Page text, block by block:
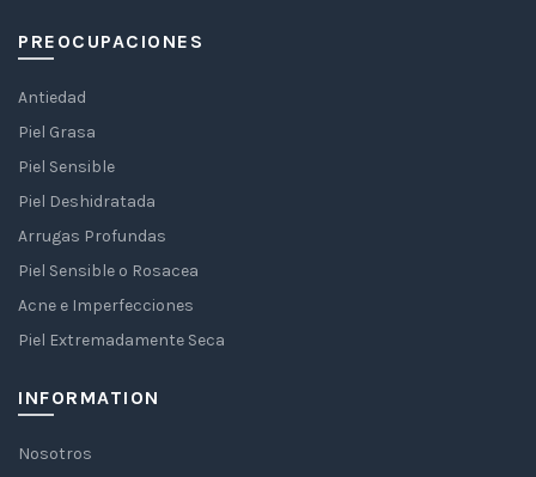
PREOCUPACIONES
Antiedad
Piel Grasa
Piel Sensible
Piel Deshidratada
Arrugas Profundas
Piel Sensible o Rosacea
Acne e Imperfecciones
Piel Extremadamente Seca
INFORMATION
Nosotros